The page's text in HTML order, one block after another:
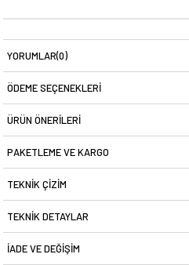
YORUMLAR(0)
ÖDEME SEÇENEKLERI
ÜRÜN ÖNERILERI
PAKETLEME VE KARGO
TEKNIK ÇIZIM
TEKNIK DETAYLAR
İADE VE DEĞIŞIM